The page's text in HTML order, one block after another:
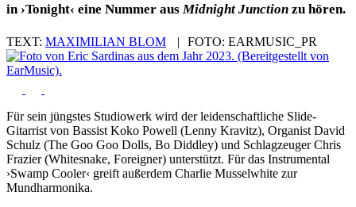
in ›Tonight‹ eine Nummer ausMidnight Junction zu hören.
TEXT: MAXIMILIAN BLOM | FOTO: EARMUSIC_PR
Für sein jüngstes Studiowerk wird der leidenschaftliche Slide-
Gitarrist von Bassist Koko Powell (Lenny Kravitz), Organist David
Schulz (The Goo Goo Dolls, Bo Diddley) und Schlagzeuger Chris
Frazier (Whitesnake, Foreigner) unterstützt. Für das Instrumental
›Swamp Cooler‹ greift außerdem Charlie Musselwhite zur
Mundharmonika.